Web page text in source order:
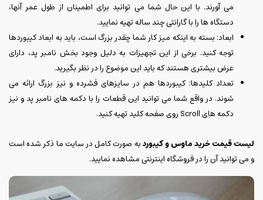
می آورند. با این حال شما می توانید برای اطمینان از طول عمر آنها،
دستگاه ها را با گارانتی چند ساله تهیه نمایید.
ابعاد: بسته به اینکه میز کار شما چقدر بزرگ است، باید به ابعاد کیبوردها
توجه کنید. برخی از این تجهیزات به دلیل وجود بخش نامبر پد، دارای
عرض بیشتری هستند که باید این موضوع را در نظر بگیرید.
تعداد کلیدها: کیبوردها هم در سایزهای فشرده و نیز بزرگ ارائه می
شوند. در واقع شما می توانید این قطعات را با دکمه های نامبر پد و نیز
دکمه های Scroll روی صفحه کلید تهیه کنید.
لیست قیمت خرید ماوس و کیبوردبه صورت کامل در سایت ما ذکر شده است
و می توانید آن را در فروشگاه اینترنتی مشاهده نمایید.